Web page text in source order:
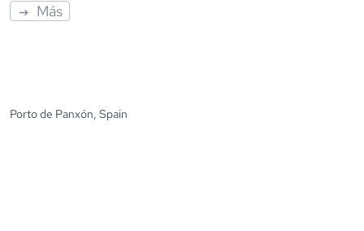
Más
Porto de Panxón, Spain